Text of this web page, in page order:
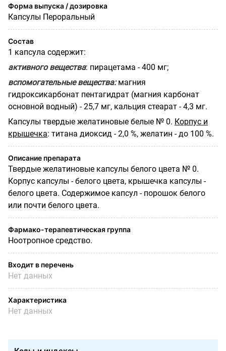
Форма выпуска / дозировка
Капсулы Пероральный
Состав
1 капсула содержит:
активного вещества: пирацетама - 400 мг;
вспомогательные вещества:магния
гидроксикарбонат пентагидрат (магния карбонат
основной водный) - 25,7 мг, кальция стеарат - 4,3 мг.
Капсулы твердые желатиновые белые № 0. Корпус и
крышечка: титана диоксид - 2,0 %, желатин - до 100 %.
Описание препарата
Твердые желатиновые капсулы белого цвета № 0.
Корпус капсулы - белого цвета, крышечка капсулы -
белого цвета. Содержимое капсул - порошок белого
или почти белого цвета.
Фармако-терапевтическая группа
Ноотропное средство.
Входит в перечень
Нет данных
Характеристика
Нет данных